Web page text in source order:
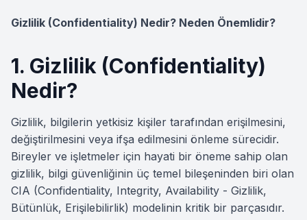
Gizlilik (Confidentiality) Nedir? Neden Önemlidir?
1. Gizlilik (Confidentiality)
Nedir?
Gizlilik, bilgilerin yetkisiz kişiler tarafından erişilmesini,
değiştirilmesini veya ifşa edilmesini önleme sürecidir.
Bireyler ve işletmeler için hayati bir öneme sahip olan
gizlilik, bilgi güvenliğinin üç temel bileşeninden biri olan
CIA (Confidentiality, Integrity, Availability - Gizlilik,
Bütünlük, Erişilebilirlik) modelinin kritik bir parçasıdır.